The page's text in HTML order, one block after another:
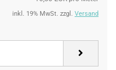
inkl. 19% MwSt. zzgl. Versand